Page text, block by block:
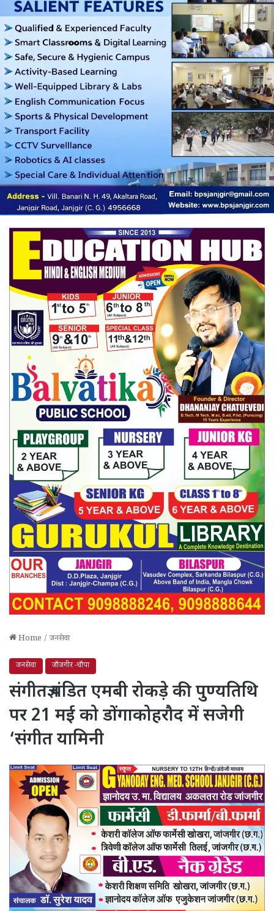
Home / जनसेवा
जनसेवा जाँजगीर -चाँपा
संगीतज्ञ पंडित एमबी रोकड़े की पुण्यतिथि
पर 21 मई को डोंगाकोहरौद में सजेगी
‘संगीत यामिनी